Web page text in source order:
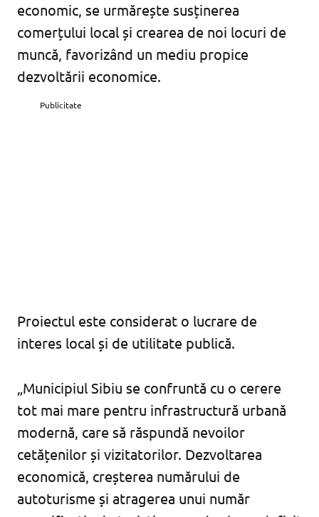
economic, se urmărește susținerea
comerțului local și crearea de noi locuri de
muncă, favorizând un mediu propice
dezvoltării economice.
Publicitate
Proiectul este considerat o lucrare de
interes local și de utilitate publică.
„Municipiul Sibiu se confruntă cu o cerere
tot mai mare pentru infrastructură urbană
modernă, care să răspundă nevoilor
cetățenilor și vizitatorilor. Dezvoltarea
economică, creșterea numărului de
autoturisme și atragerea unui număr